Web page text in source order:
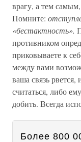
врагу, а тем
Помните:
«бестактность».
противником
приковываете к
между вами
ваша связь
считаться, либо
добить. Всегда
Более 800